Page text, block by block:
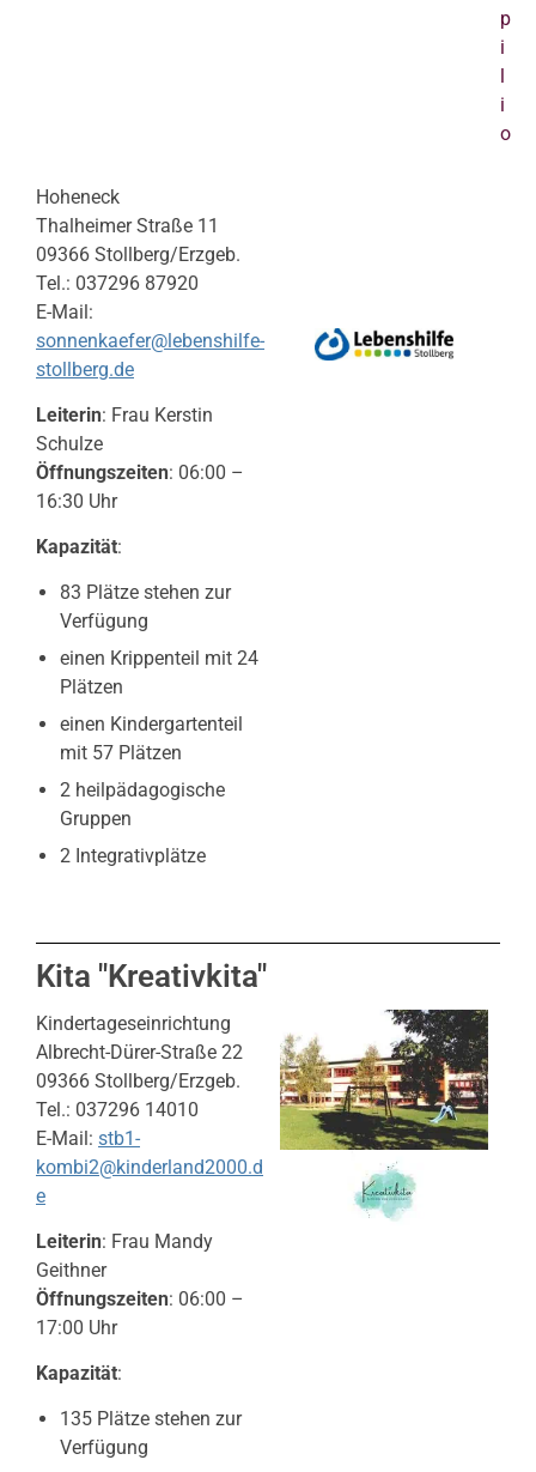
p
i
i
o
Hoheneck
Thalheimer Straße 11
09366 Stollberg/Erzgeb.
Tel.: 037296 87920
E-Mail:
sonnenkaefer@lebenshilfe-
stollberg.de
Leiterin: Frau Kerstin
Schulze
Öffnungszeiten: 06:00 –
16:30 Uhr
Kapazität:
83 Plätze stehen zur
Verfügung
einen Krippenteil mit 24
Plätzen
einen Kindergartenteil
mit 57 Plätzen
2 heilpädagogische
Gruppen
2 Integrativplätze
Kita "Kreativkita"
Kindertageseinrichtung
Albrecht-Dürer-Straße 22
09366 Stollberg/Erzgeb.
Tel.: 037296 14010
E-Mail: stb1-
kombi2@kinderland2000.d
e
Leiterin: Frau Mandy
Geithner
Öffnungszeiten: 06:00 –
17:00 Uhr
Kapazität:
135 Plätze stehen zur
Verfügung